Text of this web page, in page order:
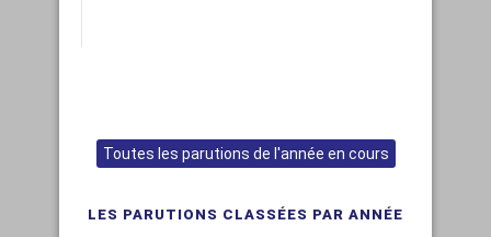
Toutes les parutions de l'année en cours
LES PARUTIONS CLASSÉES PAR ANNÉE